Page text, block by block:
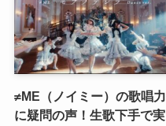
≠ME（ノイミー）の歌唱力
に疑問の声！生歌下手で実